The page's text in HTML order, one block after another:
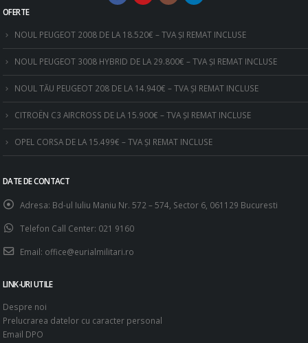
OFERTE
NOUL PEUGEOT 2008 DE LA 18.520€ – TVA ȘI REMAT INCLUSE
NOUL PEUGEOT 3008 HYBRID DE LA 29.800€ – TVA ȘI REMAT INCLUSE
NOUL TĂU PEUGEOT 208 DE LA 14.940€ – TVA ȘI REMAT INCLUSE
CITROËN C3 AIRCROSS DE LA 15.900€ – TVA ȘI REMAT INCLUSE
OPEL CORSA DE LA 15.499€ – TVA ȘI REMAT INCLUSE
DATE DE CONTACT
Adresa: Bd-ul Iuliu Maniu Nr. 572 – 574, Sector 6, 061129 Bucuresti
Telefon Call Center: 021 9160
Email: office@eurialmilitari.ro
LINK-URI UTILE
Despre noi
Prelucrarea datelor cu caracter personal
Email DPO